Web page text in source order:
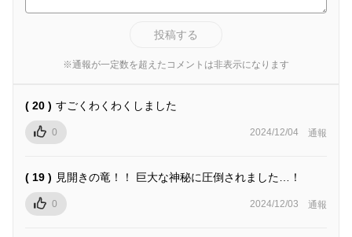
投稿する
※通報が一定数を超えたコメントは非表示になります
( 20 ) すごくわくわくしました
0 2024/12/04 通報
( 19 ) 見開きの竜！！ 巨大な神秘に圧倒されました…！
0 2024/12/03 通報